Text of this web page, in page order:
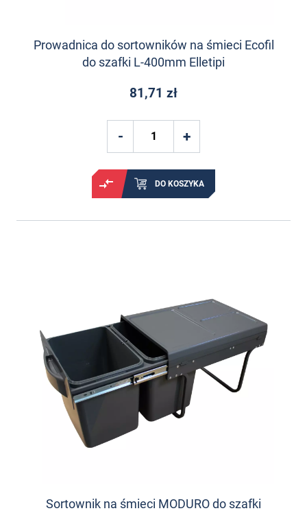
Prowadnica do sortowników na śmieci Ecofil
do szafki L-400mm Elletipi
81,71 zł
DO KOSZYKA
Sortownik na śmieci MODURO do szafki